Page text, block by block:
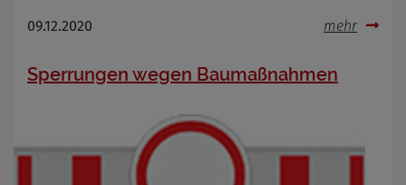
09.12.2020 mehr
Sperrungen wegen Baumaßnahmen